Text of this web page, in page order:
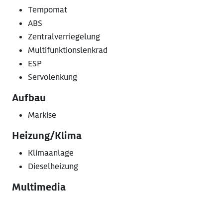
Tempomat
ABS
Zentralverriegelung
Multifunktionslenkrad
ESP
Servolenkung
Aufbau
Markise
Heizung/Klima
Klimaanlage
Dieselheizung
Multimedia